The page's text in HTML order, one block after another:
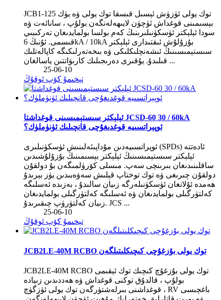
JCB1-125 توك يولى ئۈزۈش ئېسىل قىسقا توك يولى ۋە يۈك
بېسىمىنى قوغداش ئۈچۈن لايىھەلەنگەن بولۇپ ، سانائەت ۋە
سودا ئېلېكتر ئۈسكۈنىلىرىنىڭ كەم بولسا بولمايدىغان تەركىبىي
قىسمى. ئۇنىڭ 6kA / 10kA بۇزۇلۇش ئىقتىدارى ئېلېكتر
سىستېمىسىنىڭ ئىشەنچلىكلىكى ۋە بىخەتەرلىكىگە كاپالەتلىك
قىلىدۇ. يۇقىرى دەرىجىلىك كارىۋاتتىن ياسالغان ...
25-06-10
تېخىمۇ كۆپ ئوقۇڭ
ئېلېكتر سىستېمىسىنى قوغداشتا JCSD-60 30 / 60kA
ئوپېراتسىيە قوغدىغۇچى قانچىلىك ئۈنۈملۈك؟
ئوپراتسىيەدىن مۇداپىئەلىنىش ئۈسكۈنىلىرى (SPDs) ئادەتتە
ئېلېكتر سىستېمىسىنىڭ ئېلېكتر بېسىمىنىڭ بۇزۇلۇشىدىن
ساقلىنىدىغان بىرىنچى سەپ. مىسلى كۆرۈلمىگەن بۇ دولقۇن
دولقۇن چىرىغى ۋە توك توختاپ قېلىش سەۋەبىدىن يۈز بېرىدۇ
ھەمدە ئۇلانغان ئۈسكۈنىلەرگە زىيان سالىدۇ ، بەزىدە ئەسلىگە
كەلتۈرگىلى بولمايدىغان ۋە ئەسلىگە كەلتۈرگىلى بولمايدىغان
زىيان كەلتۈرۈپ چىقىرىدۇ. JCS ...
25-06-10
تېخىمۇ كۆپ ئوقۇڭ
JCB2LE-40M RCBO توك يولى بۇزغۇچى كىچىكلىتىلگەن
JCB2LE-40M RCBO توك يولى بۇزغۇچ كىچىك توك ئېقىمى
بولۇپ ، قالدۇق توكنى قوغداش ۋە ھەددىدىن زىيادە
قوغداشنى بىرلەشتۈرگەن توك يولى ئۈزگۈچ ، RV باغچىسى